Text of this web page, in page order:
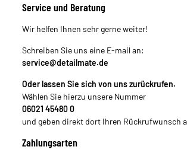
Service und Beratung
Wir helfen Ihnen sehr gerne weiter!
Schreiben Sie uns eine E-mail an:
service@detailmate.de
Oder lassen Sie sich von uns zurückrufen.
Wählen Sie hierzu unsere Nummer
06021 45480 0
und geben direkt dort Ihren Rückrufwunsch
Zahlungsarten